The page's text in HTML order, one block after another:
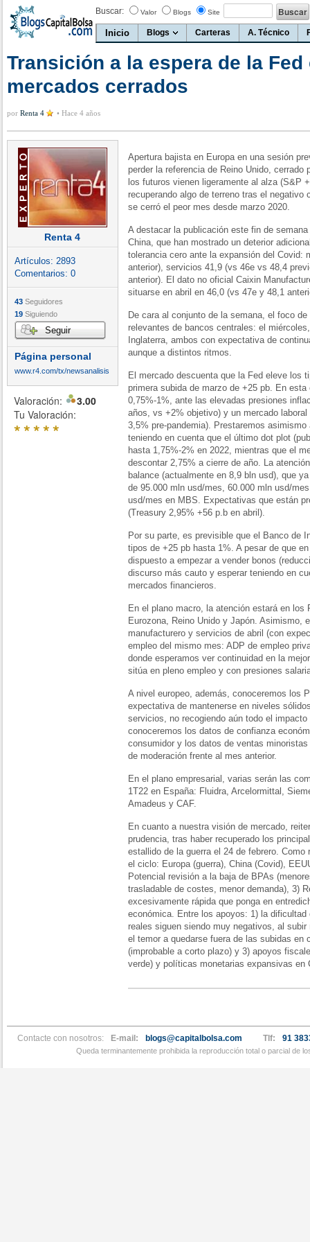
Buscar: Valor Blogs Site
Inicio Blogs Carteras A. Técnico
Transición a la espera de la
mercados cerrados
por Renta 4 • Hace 4 años
Renta 4
Artículos: 2893
Comentarios: 0
43 Seguidores
19 Siguiendo
Seguir
Página personal
www.r4.com/tx/newsanalisis
Valoración:
3.00
Tu Valoración:
*****
Apertura bajista en Europa en una sesión
perder la referencia de Reino Unido,
los futuros vienen ligeramente al alza (S&P
recuperando algo de terreno tras el negativo
se cerró el peor mes desde marzo 2020.
A destacar la publicación este fin de
China, que han mostrado un deterior
tolerancia cero ante la expansión del Covid:
anterior), servicios 41,9 (vs 46e vs 48,4
anterior). El dato no oficial Caixin
situarse en abril en 46,0 (vs 47e y 48,1
De cara al conjunto de la semana, el foco
relevantes de bancos centrales: el
Inglaterra, ambos con expectativa de
aunque a distintos ritmos.
El mercado descuenta que la Fed eleve los
primera subida de marzo de +25 pb. En
0,75%-1%, ante las elevadas presiones
años, vs +2% objetivo) y un mercado
3,5% pre-pandemia). Prestaremos
teniendo en cuenta que el último dot plot
hasta 1,75%-2% en 2022, mientras que el
descontar 2,75% a cierre de año. La
balance (actualmente en 8,9 bln usd), que
de 95.000 mln usd/mes, 60.000 mln usd/
usd/mes en MBS. Expectativas que están
(Treasury 2,95% +56 p.b en abril).
Por su parte, es previsible que el Banco de
tipos de +25 pb hasta 1%. A pesar de que
dispuesto a empezar a vender bonos
discurso más cauto y esperar teniendo en
mercados financieros.
En el plano macro, la atención estará en
Eurozona, Reino Unido y Japón. Asimismo,
manufacturero y servicios de abril (con
empleo del mismo mes: ADP de empleo
donde esperamos ver continuidad en la
sitúa en pleno empleo y con presiones
A nivel europeo, además, conoceremos los
expectativa de mantenerse en niveles
servicios, no recogiendo aún todo el
conoceremos los datos de confianza
consumidor y los datos de ventas
de moderación frente al mes anterior.
En el plano empresarial, varias serán las
1T22 en España: Fluidra, Arcelormittal,
Amadeus y CAF.
En cuanto a nuestra visión de mercado,
prudencia, tras haber recuperado los
estallido de la guerra el 24 de febrero.
el ciclo: Europa (guerra), China (Covid),
Potencial revisión a la baja de BPAs
trasladable de costes, menor demanda), 3)
excesivamente rápida que ponga en
económica. Entre los apoyos: 1) la
reales siguen siendo muy negativos, al
el temor a quedarse fuera de las subidas en
(improbable a corto plazo) y 3) apoyos
verde) y políticas monetarias expansivas en
Contacte con nosotros: E-mail: blogs@capitalbolsa.com Tlf: 91
Queda terminantemente prohibida la reproducción total o parcial de